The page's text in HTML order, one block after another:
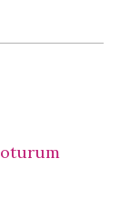
oturum